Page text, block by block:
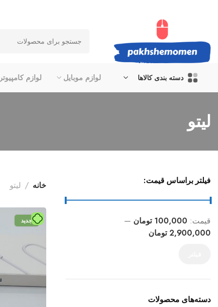
دسته بندی کالاها لوازم موبایل لوازم کامپیوتر
لیتو
فیلتر براساس قیمت:
قیمت: 100,000 تومان
—
2,900,000 تومان
دسته‌های محصولات
خانه لیتو
جدید